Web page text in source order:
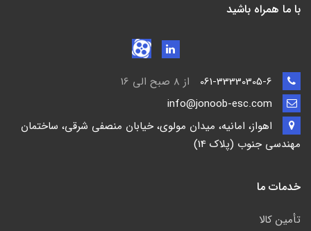
با ما همراه باشید
از 8 صبح الی 16
اهواز، امانیه، میدان مولوی، خیابان منصفی شرقی، ساختمان
مهندسی جنوب (پلاک 14)
خدمات ما
تأمين كالا